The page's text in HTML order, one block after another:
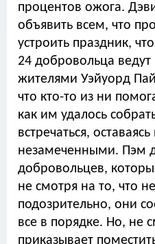
процентов ожога. Дэвид
объявить всем, что
устроить праздник,
24 добровольца
жителями Уэйуорд
что кто-то из ни
как им удалось
встречаться,
незамеченными. Пэм
добровольцев,
не смотря на то, что
подозрительно, они
все в порядке. Но, не
приказывает